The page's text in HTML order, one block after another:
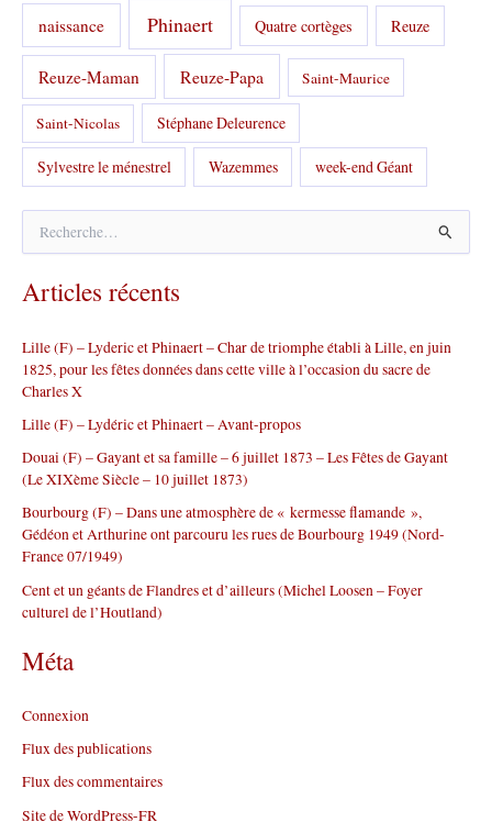
naissance Phinaert Quatre cortèges Reuze
Reuze-Maman Reuze-Papa Saint-Maurice
Saint-Nicolas Stéphane Deleurence
Sylvestre le ménestrel Wazemmes week-end Géant
h
e
c
h
e
r
:
Articles récents
Lille (F) – Lyderic et Phinaert – Char de triomphe établi à Lille, en juin
1825, pour les fêtes données dans cette ville à l’occasion du sacre de
Charles X
Lille (F) – Lydéric et Phinaert – Avant-propos
Douai (F) – Gayant et sa famille – 6 juillet 1873 – Les Fêtes de Gayant
(Le XIXème Siècle – 10 juillet 1873)
Bourbourg (F) – Dans une atmosphère de « kermesse flamande »,
Gédéon et Arthurine ont parcouru les rues de Bourbourg 1949 (Nord-
France 07/1949)
Cent et un géants de Flandres et d’ailleurs (Michel Loosen – Foyer
culturel de l’Houtland)
Méta
Connexion
Flux des publications
Flux des commentaires
Site de WordPress-FR